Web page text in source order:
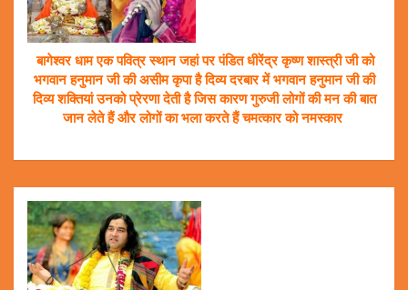
बागेश्वर धाम एक पवित्र स्थान जहां पर पंडित धीरेंद्र कृष्ण शास्त्री जी को
भगवान हनुमान जी की असीम कृपा है दिव्य दरबार में भगवान हनुमान जी की
दिव्य शक्तियां उनको प्रेरणा देती है जिस कारण गुरुजी लोगों की मन की बात
जान लेते हैं और लोगों का भला करते हैं चमत्कार को नमस्कार